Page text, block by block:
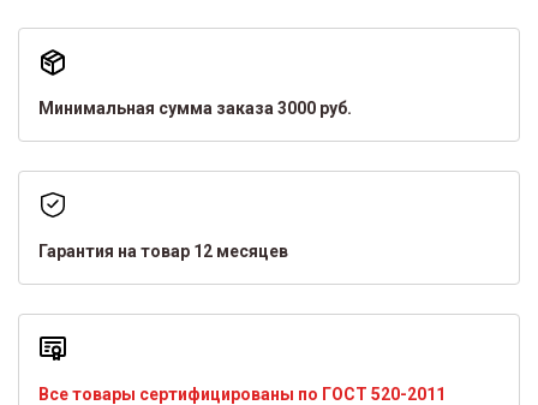
Минимальная сумма заказа 3000 руб.
Гарантия на товар 12 месяцев
Все товары сертифицированы по ГОСТ 520-2011